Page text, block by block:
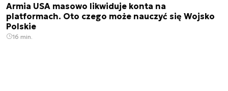
Armia USA masowo likwiduje konta na
platformach. Oto czego może nauczyć się Wojsko
Polskie
16 min.